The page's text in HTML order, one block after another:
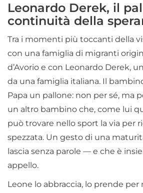
Leonardo Derek, il
continuità della
Tra i momenti più toccanti della
con una famiglia di migranti
d’Avorio e con Leonardo Derek,
da una famiglia italiana. Il
Papa un pallone: non per sé, ma
un altro bambino che, come lui
può trovare nello sport la via per
spezzata. Un gesto di una
lascia senza parole — e che è
appello.
Leone lo abbraccia, lo prende per